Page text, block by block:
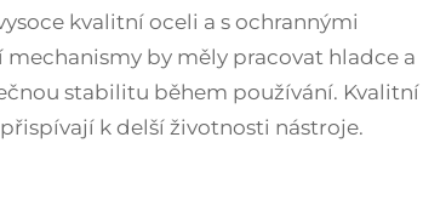
kvalitní oceli a s ochrannými
by měly pracovat hladce a
stabilitu během používání. Kvalitní
k delší životnosti nástroje.